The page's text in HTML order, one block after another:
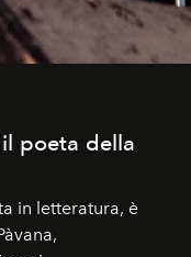
poeta della
in letteratura, è